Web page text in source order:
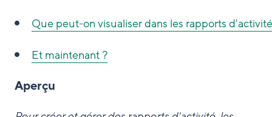
Que peut-on visualiser dans les rapports
Et maintenant ?
Aperçu